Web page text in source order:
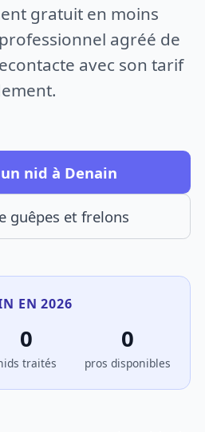
gratuit en moins
agréé de
avec son tarif
nid à Denain
guêpes et frelons
EN 2026
0
traités
0
pros disponibles